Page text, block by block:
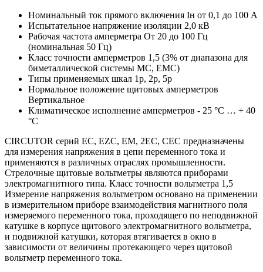
Номинальный ток прямого включения Iн от 0,1 до 100 А
Испытательное напряжение изоляции 2,0 кВ
Рабочая частота амперметра От 20 до 100 Гц
(номинальная 50 Гц)
Класс точности амперметров 1,5 (3% от диапазона для
биметаллической системы MC, EMC)
Типы применяемых шкал 1p, 2p, 5p
Нормальное положение щитовых амперметров
Вертикальное
Климатическое исполнение амперметров - 25 °С … + 40
°С
CIRCUTOR серий EC, EZC, EM, 2EC, CEC предназначены
для измерения напряжения в цепи переменного тока и
применяются в различных отраслях промышленности.
Стрелочные щитовые вольтметры являются приборами
электромагнитного типа. Класс точности вольтметра 1,5
Измерение напряжения вольтметром основано на применении
в измерительном приборе взаимодействия магнитного поля
измеряемого переменного тока, проходящего по неподвижной
катушке в корпусе щитового электромагнитного вольтметра,
и подвижной катушки, которая втягивается в окно в
зависимости от величины протекающего через щитовой
вольтметр переменного тока.